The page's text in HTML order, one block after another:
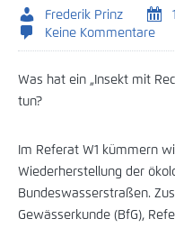
Frederik Prinz
Keine Kommentare
Was hat ein „Insekt mit
tun?
Im Referat W1 kümmern
Wiederherstellung der
Bundeswasserstraßen.
Gewässerkunde (BfG),